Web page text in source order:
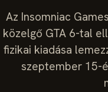
Az Insomniac
közelgő GTA 6-tal
fizikai kiadása
szeptember 15-